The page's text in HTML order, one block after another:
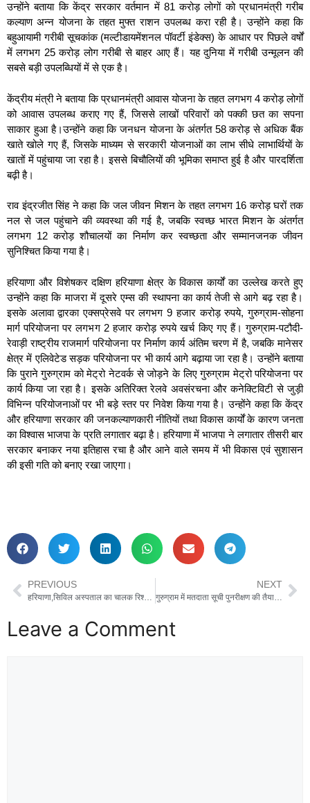
उन्होंने बताया कि केंद्र सरकार वर्तमान में 81 करोड़ लोगों को प्रधानमंत्री गरीब
कल्याण अन्न योजना के तहत मुफ्त राशन उपलब्ध करा रही है। उन्होंने कहा कि
बहुआयामी गरीबी सूचकांक (मल्टीडायमेंशनल पॉवर्टी इंडेक्स) के आधार पर पिछले वर्षों
में लगभग 25 करोड़ लोग गरीबी से बाहर आए हैं। यह दुनिया में गरीबी उन्मूलन की
सबसे बड़ी उपलब्धियों में से एक है।
केंद्रीय मंत्री ने बताया कि प्रधानमंत्री आवास योजना के तहत लगभग 4 करोड़ लोगों
को आवास उपलब्ध कराए गए हैं, जिससे लाखों परिवारों को पक्की छत का सपना
साकार हुआ है।उन्होंने कहा कि जनधन योजना के अंतर्गत 58 करोड़ से अधिक बैंक
खाते खोले गए हैं, जिसके माध्यम से सरकारी योजनाओं का लाभ सीधे लाभार्थियों के
खातों में पहुंचाया जा रहा है। इससे बिचौलियों की भूमिका समाप्त हुई है और पारदर्शिता
बढ़ी है।
राव इंद्रजीत सिंह ने कहा कि जल जीवन मिशन के तहत लगभग 16 करोड़ घरों तक
नल से जल पहुंचाने की व्यवस्था की गई है, जबकि स्वच्छ भारत मिशन के अंतर्गत
लगभग 12 करोड़ शौचालयों का निर्माण कर स्वच्छता और सम्मानजनक जीवन
सुनिश्चित किया गया है।
हरियाणा और विशेषकर दक्षिण हरियाणा क्षेत्र के विकास कार्यों का उल्लेख करते हुए
उन्होंने कहा कि माजरा में दूसरे एम्स की स्थापना का कार्य तेजी से आगे बढ़ रहा है।
इसके अलावा द्वारका एक्सप्रेसवे पर लगभग 9 हजार करोड़ रुपये, गुरुग्राम-सोहना
मार्ग परियोजना पर लगभग 2 हजार करोड़ रुपये खर्च किए गए हैं। गुरुग्राम-पटौदी-
रेवाड़ी राष्ट्रीय राजमार्ग परियोजना पर निर्माण कार्य अंतिम चरण में है, जबकि मानेसर
क्षेत्र में एलिवेटेड सड़क परियोजना पर भी कार्य आगे बढ़ाया जा रहा है। उन्होंने बताया
कि पुराने गुरुग्राम को मेट्रो नेटवर्क से जोड़ने के लिए गुरुग्राम मेट्रो परियोजना पर
कार्य किया जा रहा है। इसके अतिरिक्त रेलवे अवसंरचना और कनेक्टिविटी से जुड़ी
विभिन्न परियोजनाओं पर भी बड़े स्तर पर निवेश किया गया है। उन्होंने कहा कि केंद्र
और हरियाणा सरकार की जनकल्याणकारी नीतियों तथा विकास कार्यों के कारण जनता
का विश्वास भाजपा के प्रति लगातार बढ़ा है। हरियाणा में भाजपा ने लगातार तीसरी बार
सरकार बनाकर नया इतिहास रचा है और आने वाले समय में भी विकास एवं सुशासन
की इसी गति को बनाए रखा जाएगा।
PREVIOUS NEXT
गुरुग्राम में मतदाता सूची पुनरीक्षण की तैयारियों की समीक्षा
Leave a Comment